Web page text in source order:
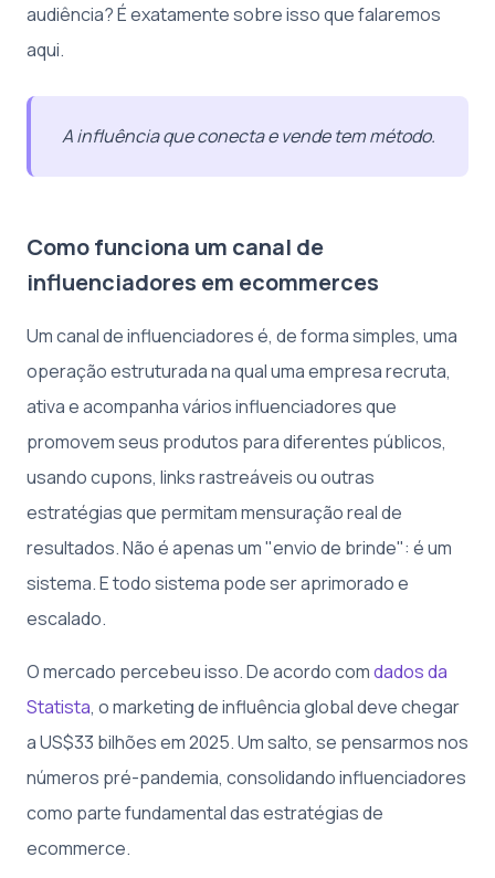
audiência? É exatamente sobre isso que falaremos
aqui.
A influência que conecta e vende tem método.
Como funciona um canal de
influenciadores em ecommerces
Um canal de influenciadores é, de forma simples, uma
operação estruturada na qual uma empresa recruta,
ativa e acompanha vários influenciadores que
promovem seus produtos para diferentes públicos,
usando cupons, links rastreáveis ou outras
estratégias que permitam mensuração real de
resultados. Não é apenas um "envio de brinde": é um
sistema. E todo sistema pode ser aprimorado e
escalado.
O mercado percebeu isso. De acordo comdados da
Statista, o marketing de influência global deve chegar
a US$33 bilhões em 2025. Um salto, se pensarmos nos
números pré-pandemia, consolidando influenciadores
como parte fundamental das estratégias de
ecommerce.